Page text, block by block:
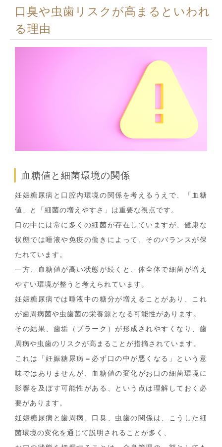
口臭や虫歯リスクが高まるといわれ
る理由
血糖値と細菌環境の関係
妊娠糖尿病と口腔内環境の関係を考えるうえで、「血糖
値」と「細菌の増えやすさ」は重要な視点です。
口の中には常に多くの細菌が存在していますが、健康な
状態では唾液や免疫の働きによって、そのバランスが保
たれています。
一方、血糖値が高い状態が続くと、体全体で細菌が増え
やすい環境が整うと考えられています。
妊娠糖尿病では唾液中の糖分が増えることがあり、これ
が歯周病菌や虫歯菌の栄養源となる可能性があります。
その結果、歯垢（プラーク）が形成されやすくなり、歯
周病や虫歯のリスクが高まることが指摘されています。
これは「妊娠糖尿病＝必ず口の中が悪くなる」という意
味ではありませんが、血糖値の変化がお口の細菌環境に
影響を及ぼす可能性がある、という点は理解しておく必
要があります。
妊娠糖尿病と歯周病、口臭、虫歯の関係は、こうした細
菌環境の変化を通じて説明されることが多く、